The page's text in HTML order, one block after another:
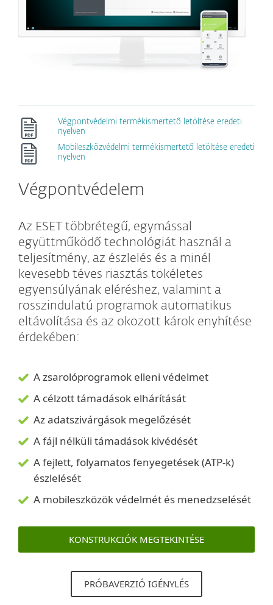
Végpontvédelmi termékismertető letöltése eredeti
nyelven
Mobileszközvédelmi termékismertető letöltése eredeti
nyelven
Végpontvédelem
Az ESET többrétegű, egymással
együttműködő technológiát használ a
teljesítmény, az észlelés és a minél
kevesebb téves riasztás tökéletes
egyensúlyának eléréshez, valamint a
rosszindulatú programok automatikus
eltávolítása és az okozott károk enyhítése
érdekében:
A zsarolóprogramok elleni védelmet
A célzott támadások elhárítását
Az adatszivárgások megelőzését
A fájl nélküli támadások kivédését
A fejlett, folyamatos fenyegetések (ATP-k)
észlelését
A mobileszközök védelmét és menedzselését
KONSTRUKCIÓK MEGTEKINTÉSE
PRÓBAVERZIÓ IGÉNYLÉS